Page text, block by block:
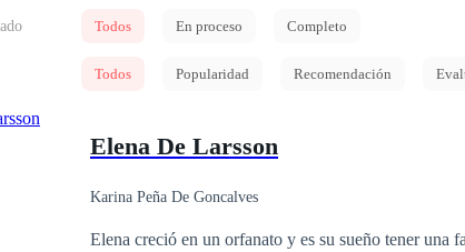
Todos En proceso Completo
Todos Popularidad Recomendación
Elena De Larsson
Karina Peña De Goncalves
Elena creció en un orfanato y es su sueño tener una